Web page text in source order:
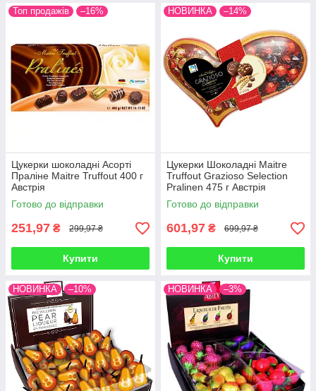
Топ продажів –16%
Цукерки шоколадні Асорті
Праліне Maitre Truffout 400 г
Австрія
Готово до відправки
251,97 ₴ 299,97 ₴
Купити
НОВИНКА –14%
Цукерки Шоколадні Maitre
Truffout Grazioso Selection
Pralinen 475 г Австрія
Готово до відправки
601,97 ₴ 699,97 ₴
Купити
НОВИНКА –10% НОВИНКА –3%